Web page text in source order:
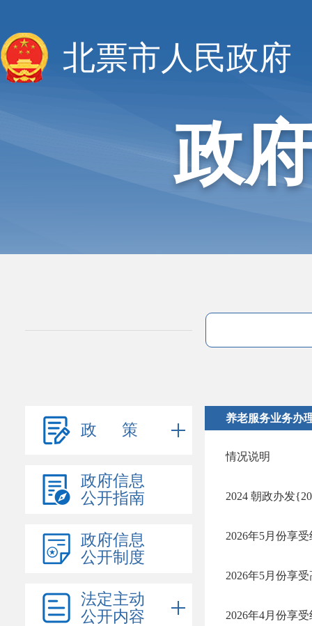
北票市人民政府
政
政 策
政府信息
公开指南
政府信息
公开制度
法定主动
公开内容
养老服务业务办
情况说明
2026年5月份享
2026年5月份享
2026年4月份享